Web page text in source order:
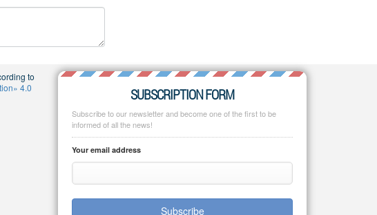
to
4.0
SUBSCRIPTION FORM
Subscribe to our newsletter and become one of the first to be
informed of all the news!
Your email address
Subscribe